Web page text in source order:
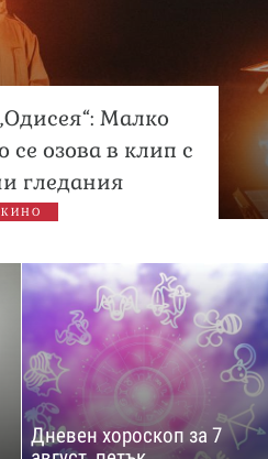
Малко
се озова в клип с
гледания
КИНО
Дневен хороскоп за 7